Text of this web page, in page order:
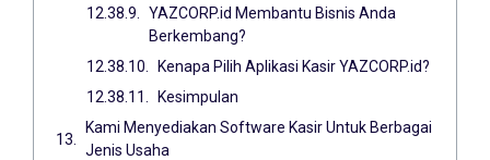
YAZCORP.id Membantu Bisnis Anda
Berkembang?
Kenapa Pilih Aplikasi Kasir YAZCORP.id?
Kesimpulan
Kami Menyediakan Software Kasir Untuk Berbagai
Jenis Usaha